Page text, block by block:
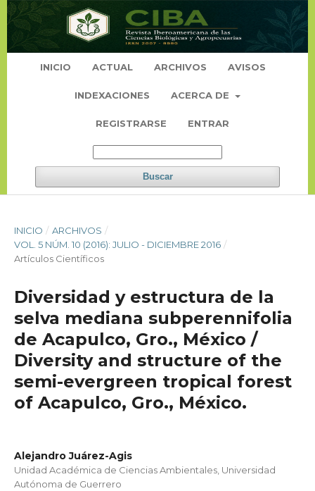
INICIO ACTUAL ARCHIVOS AVISOS
INDEXACIONES ACERCA DE
REGISTRARSE ENTRAR
Buscar
INICIO / ARCHIVOS /
VOL. 5 NÚM. 10 (2016): JULIO - DICIEMBRE 2016 /
Artículos Científicos
Diversidad y estructura de la
selva mediana subperennifolia
de Acapulco, Gro., México /
Diversity and structure of the
semi-evergreen tropical forest
of Acapulco, Gro., México.
Alejandro Juárez-Agis
Unidad Académica de Ciencias Ambientales, Universidad
Autónoma de Guerrero